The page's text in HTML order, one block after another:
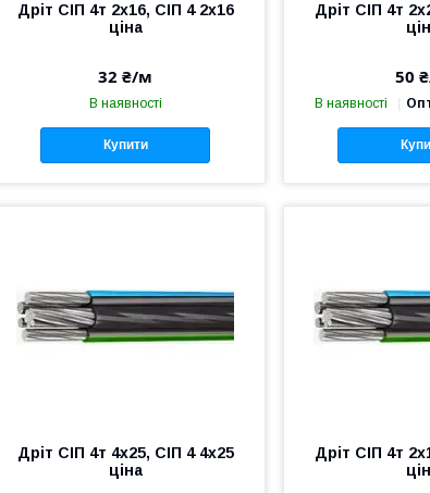
Дріт СІП 4т 2х16, СІП 4 2х16
ціна
32 ₴/м
В наявності
Купити
Дріт СІП 4т
50
В наявності
Дріт СІП 4т 4х25, СІП 4 4х25
ціна
Дріт СІП 4т